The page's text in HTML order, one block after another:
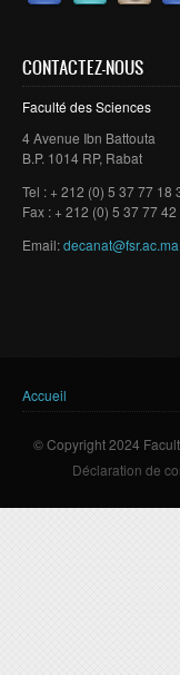
CONTACTEZ-NOUS
Faculté des Sciences
4 Avenue Ibn Battouta
B.P. 1014 RP, Rabat
Tel : + 212 (0) 5 37 77 18
Fax : + 212 (0) 5 37 77 42
Email:decanat@fsr.ac.ma
Vous êtes ici
Accueil
© Copyright 2024
Déclaration de